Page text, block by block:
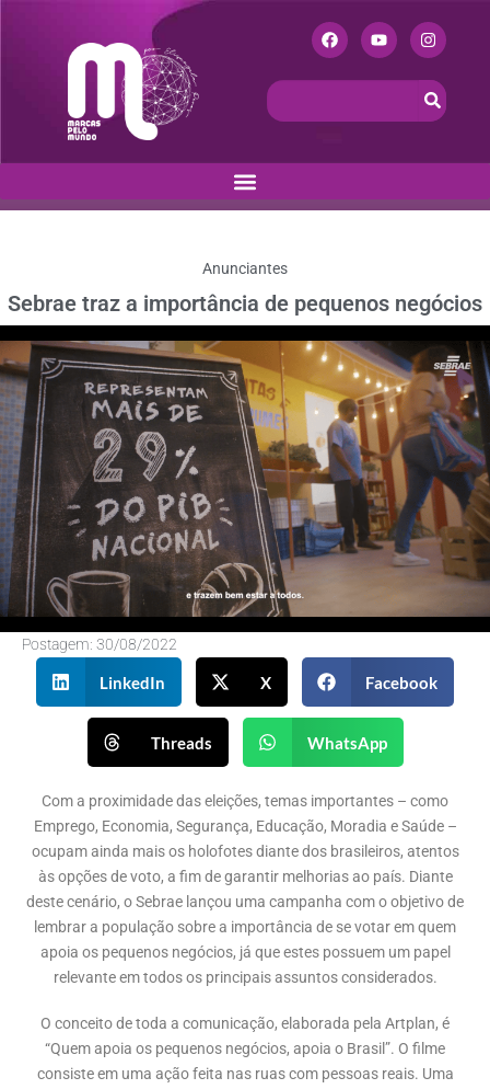
Anunciantes
Sebrae traz a importância de pequenos negócios
Postagem: 30/08/2022
LinkedIn X Facebook
Threads WhatsApp
Com a proximidade das eleições, temas importantes – como
Emprego, Economia, Segurança, Educação, Moradia e Saúde –
ocupam ainda mais os holofotes diante dos brasileiros, atentos
às opções de voto, a fim de garantir melhorias ao país. Diante
deste cenário, o Sebrae lançou uma campanha com o objetivo de
lembrar a população sobre a importância de se votar em quem
apoia os pequenos negócios, já que estes possuem um papel
relevante em todos os principais assuntos considerados.
O conceito de toda a comunicação, elaborada pela Artplan, é
“Quem apoia os pequenos negócios, apoia o Brasil”. O filme
consiste em uma ação feita nas ruas com pessoas reais. Uma